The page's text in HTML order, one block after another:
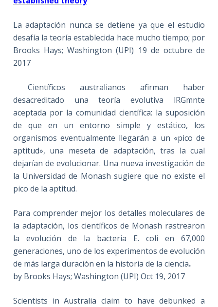
La adaptación nunca se detiene ya que el estudio
desafía la teoría establecida hace mucho tiempo; por
Brooks Hays; Washington (UPI) 19 de octubre de
2017
Científicos australianos afirman haber
desacreditado una teoría evolutiva lRGmnte
aceptada por la comunidad científica: la suposición
de que en un entorno simple y estático, los
organismos eventualmente llegarán a un «pico de
aptitud», una meseta de adaptación, tras la cual
dejarían de evolucionar. Una nueva investigación de
la Universidad de Monash sugiere que no existe el
pico de la aptitud.
Para comprender mejor los detalles moleculares de
la adaptación, los científicos de Monash rastrearon
la evolución de la bacteria E. coli en 67,000
generaciones, uno de los experimentos de evolución
de más larga duración en la historia de la ciencia.
by Brooks Hays; Washington (UPI) Oct 19, 2017
Scientists in Australia claim to have debunked a